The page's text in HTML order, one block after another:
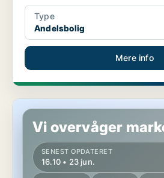
Type
Andelsbolig
Mere info
Andelsbolig i Jægerspris
Vi overvåger
SENEST OPDATERET
16.10 • 23 jun.